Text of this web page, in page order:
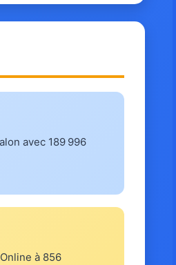
avec 189 996
à 856